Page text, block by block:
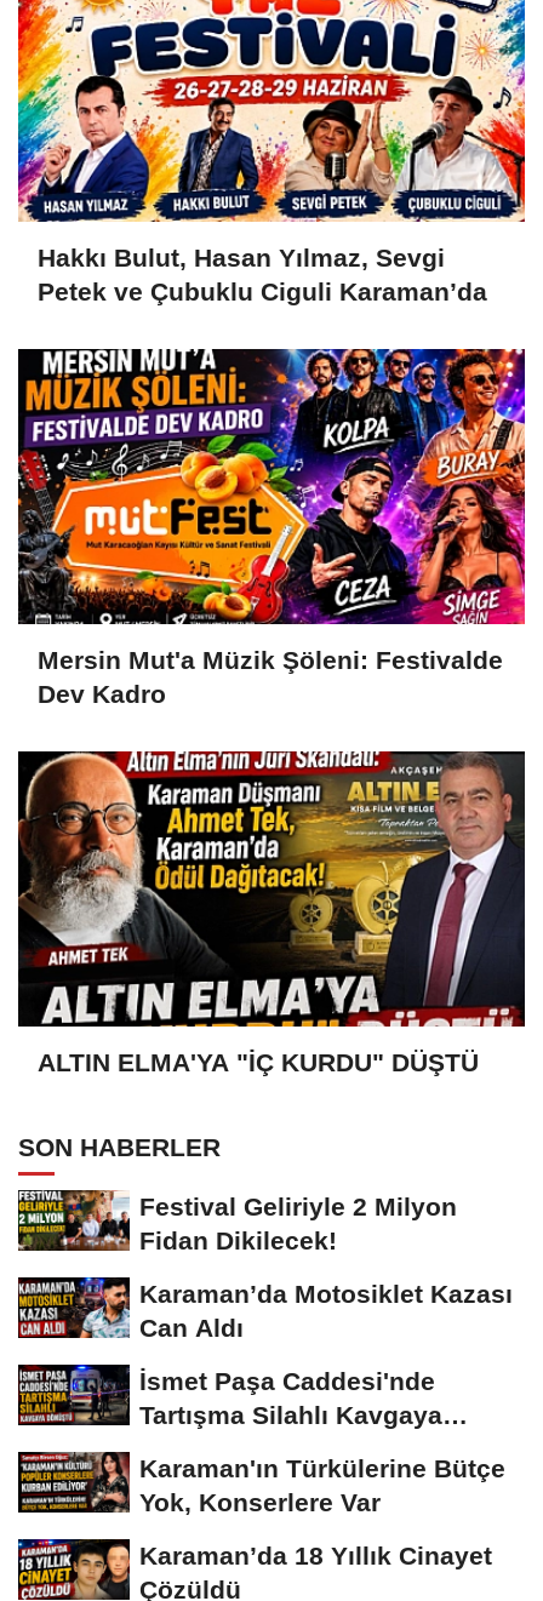
Hakkı Bulut, Hasan Yılmaz, Sevgi
Petek ve Çubuklu Ciguli Karaman’da
Mersin Mut'a Müzik Şöleni: Festivalde
Dev Kadro
ALTIN ELMA'YA "İÇ KURDU" DÜŞTÜ
SON HABERLER
Festival Geliriyle 2 Milyon
Fidan Dikilecek!
Karaman’da Motosiklet Kazası
Can Aldı
İsmet Paşa Caddesi'nde
Tartışma Silahlı Kavgaya
Karaman'ın Türkülerine Bütçe
Yok, Konserlere Var
Karaman’da 18 Yıllık Cinayet
Çözüldü